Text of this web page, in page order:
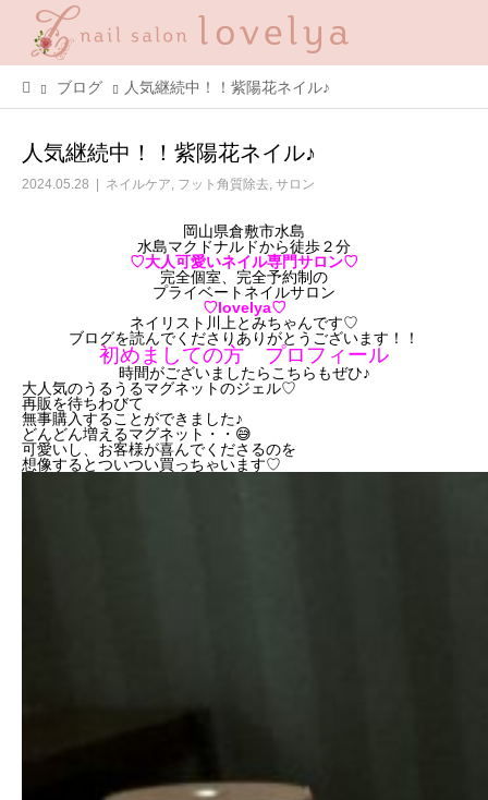
ブログ 人気継続中！！紫陽花ネイル♪
人気継続中！！紫陽花ネイル♪
2024.05.28 ネイルケア, フット角質除去, サロン
岡山県倉敷市水島
水島マクドナルドから徒歩２分
♡大人可愛いネイル専門サロン♡
完全個室、完全予約制の
プライベートネイルサロン
♡lovelya♡
ネイリスト川上とみちゃんです♡
ブログを読んでくださりありがとうございます！！
初めましての方 プロフィール
時間がございましたらこちらもぜひ♪
大人気のうるうるマグネットのジェル♡
再販を待ちわびて
無事購入することができました♪
どんどん増えるマグネット・・😅
可愛いし、お客様が喜んでくださるのを
想像するとついつい買っちゃいます♡